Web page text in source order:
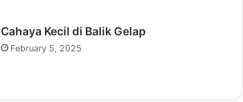
Cahaya Kecil di Balik Gelap
February 5, 2025